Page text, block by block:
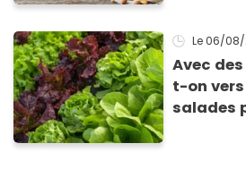
Le 06/
Avec
t-on vers
salades